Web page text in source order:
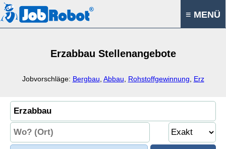
≡ MENÜ
Erzabbau Stellenangebote
Jobvorschläge: Bergbau Abbau Rohstoffgewinnung Erz